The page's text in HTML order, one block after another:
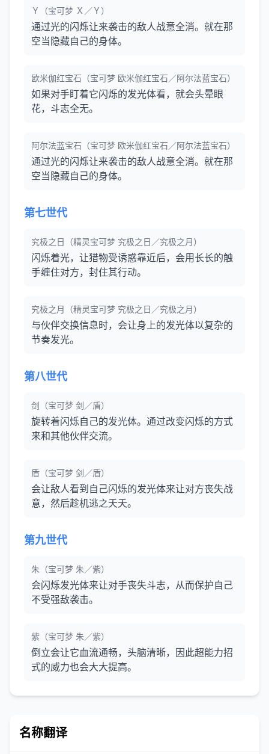
Ｙ（宝可梦 Ｘ／Ｙ）
通过光的闪烁让来袭击的敌人战意全消。就在那
空当隐藏自己的身体。
欧米伽红宝石（宝可梦 欧米伽红宝石／阿尔法蓝宝石）
如果对手盯着它闪烁的发光体看，就会头晕眼
花，斗志全无。
阿尔法蓝宝石（宝可梦 欧米伽红宝石／阿尔法蓝宝石）
通过光的闪烁让来袭击的敌人战意全消。就在那
空当隐藏自己的身体。
第七世代
究极之日（精灵宝可梦 究极之日／究极之月）
闪烁着光，让猎物受诱惑靠近后，会用长长的触
手缠住对方，封住其行动。
究极之月（精灵宝可梦 究极之日／究极之月）
与伙伴交换信息时，会让身上的发光体以复杂的
节奏发光。
第八世代
剑（宝可梦 剑／盾）
旋转着闪烁自己的发光体。通过改变闪烁的方式
来和其他伙伴交流。
盾（宝可梦 剑／盾）
会让敌人看到自己闪烁的发光体来让对方丧失战
意，然后趁机逃之夭夭。
第九世代
朱（宝可梦 朱／紫）
会闪烁发光体来让对手丧失斗志，从而保护自己
不受强敌袭击。
紫（宝可梦 朱／紫）
倒立会让它血流通畅，头脑清晰，因此超能力招
式的威力也会大大提高。
名称翻译